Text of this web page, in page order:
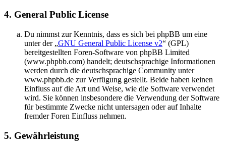
4. General Public License
Du nimmst zur Kenntnis, dass es sich bei phpBB um eine
unter der „GNU General Public License v2“ (GPL)
bereitgestellten Foren-Software von phpBB Limited
(www.phpbb.com) handelt; deutschsprachige Informationen
werden durch die deutschsprachige Community unter
www.phpbb.de zur Verfügung gestellt. Beide haben keinen
Einfluss auf die Art und Weise, wie die Software verwendet
wird. Sie können insbesondere die Verwendung der Software
für bestimmte Zwecke nicht untersagen oder auf Inhalte
fremder Foren Einfluss nehmen.
5. Gewährleistung